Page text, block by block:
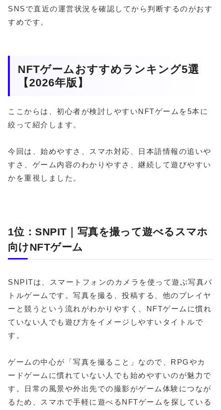
SNSで直近の運営状況を確認してから判断するのがおす
すめです。
NFTゲームおすすめランキング5選
【2026年版】
ここからは、初心者が検討しやすいNFTゲームを5本に
絞って紹介します。
今回は、始めやすさ、スマホ対応、日本語情報の追いや
すさ、ゲーム内容のわかりやすさ、継続して遊びやすい
かを重視しました。
1位：SNPIT｜写真を撮って遊べるスマホ
向けNFTゲーム
SNPITは、スマートフォンのカメラを使って遊ぶ写真バ
トルゲームです。写真を撮る、投稿する、他のプレイヤ
ーと競うという流れがわかりやすく、NFTゲームに慣れ
ていない人でも遊び方をイメージしやすいタイトルで
す。
ゲームの中心が「写真を撮ること」なので、RPGやカ
ードゲームに慣れていない人でも始めやすいのが魅力で
す。日常の風景や外出先での撮影がゲーム体験につなが
るため、スマホで手軽に遊べるNFTゲームを探している